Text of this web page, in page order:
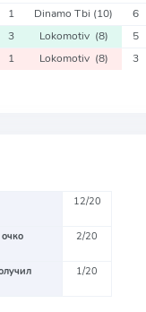
1 Dinamo Tbi (10) 6
3 Lokomotiv (8) 5
1 Lokomotiv (8) 3
12/20
2/20
1/20